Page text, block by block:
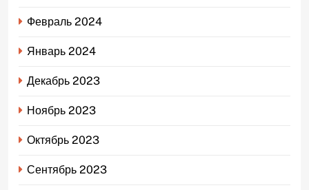
Февраль 2024
Январь 2024
Декабрь 2023
Ноябрь 2023
Октябрь 2023
Сентябрь 2023